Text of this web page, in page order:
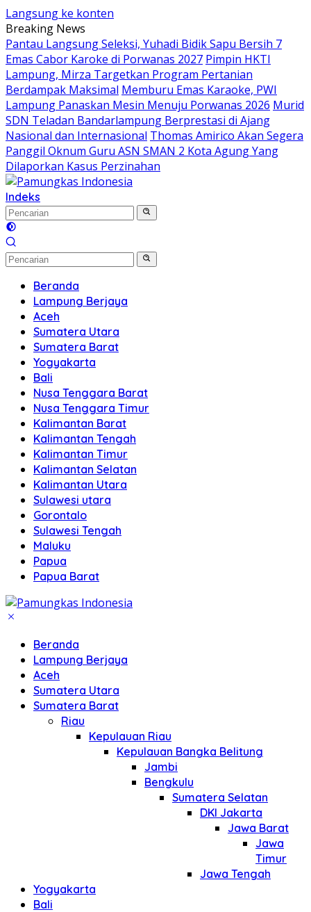
Langsung ke konten
Breaking News
Pantau Langsung Seleksi, Yuhadi Bidik Sapu Bersih 7
Emas Cabor Karoke di Porwanas 2027 Pimpin HKTI
Lampung, Mirza Targetkan Program Pertanian
Berdampak Maksimal Memburu Emas Karaoke, PWI
Lampung Panaskan Mesin Menuju Porwanas 2026 Murid
SDN Teladan Bandarlampung Berprestasi di Ajang
Nasional dan Internasional Thomas Amirico Akan Segera
Panggil Oknum Guru ASN SMAN 2 Kota Agung Yang
Dilaporkan Kasus Perzinahan
Indeks
Beranda
Lampung Berjaya
Aceh
Sumatera Utara
Sumatera Barat
Yogyakarta
Bali
Nusa Tenggara Barat
Nusa Tenggara Timur
Kalimantan Barat
Kalimantan Tengah
Kalimantan Timur
Kalimantan Selatan
Kalimantan Utara
Sulawesi utara
Gorontalo
Sulawesi Tengah
Maluku
Papua
Papua Barat
Beranda
Lampung Berjaya
Aceh
Sumatera Utara
Sumatera Barat
Riau
Kepulauan Riau
Kepulauan Bangka Belitung
Jambi
Bengkulu
Sumatera Selatan
DKI Jakarta
Jawa Barat
Jawa
Timur
Jawa Tengah
Yogyakarta
Bali